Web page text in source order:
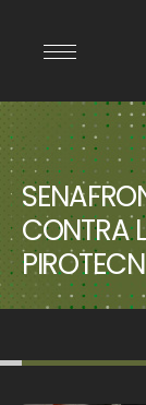
CONTRA